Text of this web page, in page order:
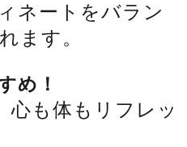
ネートをバラン
ます。
め！
心も体もリフレッ